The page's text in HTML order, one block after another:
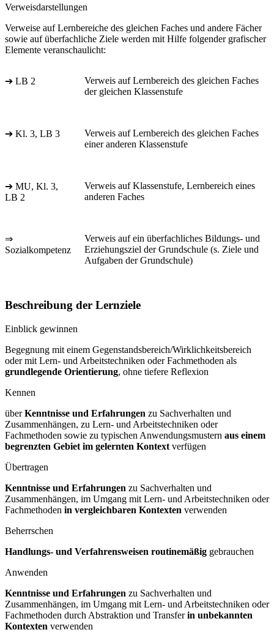
Verweisdarstellungen
Verweise auf Lernbereiche des gleichen Faches und andere Fächer
sowie auf überfachliche Ziele werden mit Hilfe folgender grafischer
Elemente veranschaulicht:
➔ LB 2
Verweis auf Lernbereich des gleichen Faches
der gleichen Klassenstufe
➔ Kl. 3, LB 3
Verweis auf Lernbereich des gleichen Faches
einer anderen Klassenstufe
➔ MU, Kl. 3,
LB 2
Verweis auf Klassenstufe, Lernbereich eines
anderen Faches
⇒
Sozialkompetenz
Verweis auf ein überfachliches Bildungs- und
Erziehungsziel der Grundschule (s. Ziele und
Aufgaben der Grundschule)
Beschreibung der Lernziele
Einblick gewinnen
Begegnung mit einem Gegenstandsbereich/Wirklichkeitsbereich
oder mit Lern- und Arbeitstechniken oder Fachmethoden als
grundlegende Orientierung, ohne tiefere Reflexion
Kennen
überKenntnisse und Erfahrungen zu Sachverhalten und
Zusammenhängen, zu Lern- und Arbeitstechniken oder
Fachmethoden sowie zu typischen Anwendungsmustern aus einem
begrenzten Gebiet im gelernten Kontext verfügen
Übertragen
Kenntnisse und Erfahrungen zu Sachverhalten und
Zusammenhängen, im Umgang mit Lern- und Arbeitstechniken oder
Fachmethoden in vergleichbaren Kontexten verwenden
Beherrschen
Handlungs- und Verfahrensweisen routinemäßig gebrauchen
Anwenden
Kenntnisse und Erfahrungen zu Sachverhalten und
Zusammenhängen, im Umgang mit Lern- und Arbeitstechniken oder
Fachmethoden durch Abstraktion und Transferin unbekannten
Kontexten verwenden